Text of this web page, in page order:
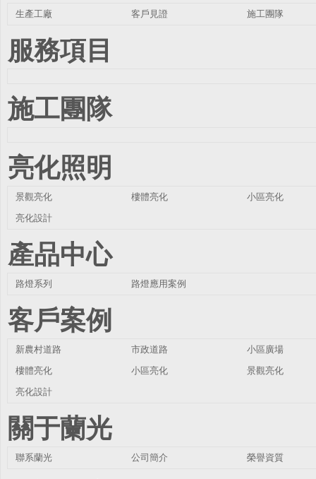
生產工廠 客戶見證 施工團隊
服務項目
施工團隊
亮化照明
景觀亮化 樓體亮化
小區亮化
亮化設計
產品中心
路燈系列 路燈應用案例
客戶案例
新農村道路 市政道路
小區廣場
樓體亮化
小區亮化
景觀亮化
亮化設計
關于蘭光
聯系蘭光 公司簡介 榮譽資質